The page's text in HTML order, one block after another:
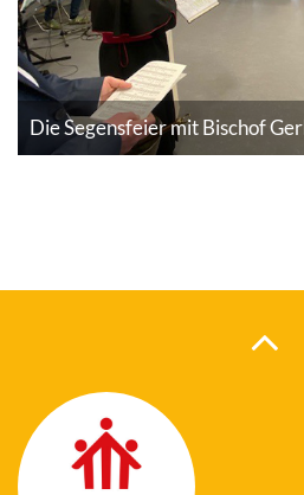
Provinzleiterin Sr. Petra Egeling